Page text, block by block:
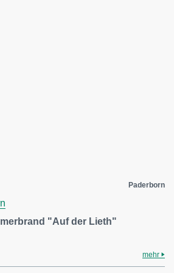
Paderborn
"Auf der Lieth"
mehr